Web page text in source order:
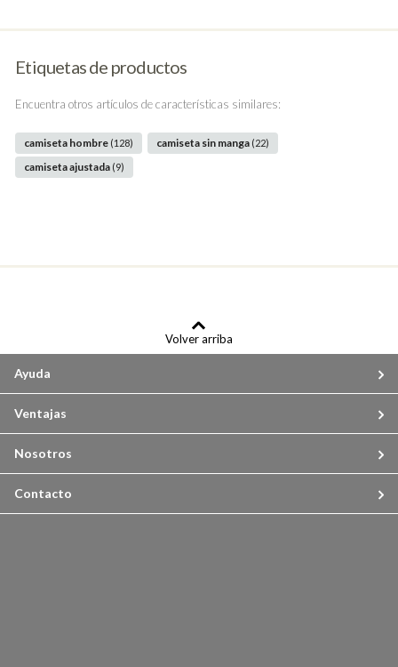
Etiquetas de productos
Encuentra otros artículos de características similares:
camiseta hombre (128) camiseta sin manga (22)
camiseta ajustada (9)
Volver arriba
Ayuda
Ventajas
Nosotros
Contacto